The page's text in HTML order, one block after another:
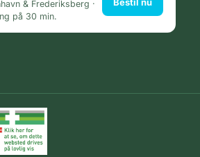
& Frederiksberg ·
på 30 min.
Bestil nu